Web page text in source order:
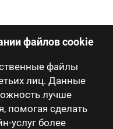
файлов cookie
файлы
лиц. Данные
лучше
помогая сделать
услуг более